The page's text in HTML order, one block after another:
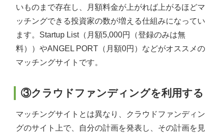
いものまで存在し、月額料金が上がれば上がるほどマ
ッチングできる投資家の数が増える仕組みになってい
ます。Startup List（月額5,000円（登録のみは無
料））やANGEL PORT（月額0円）などがオススメの
マッチングサイトです。
③クラウドファンディングを利用する
マッチングサイトとは異なり、クラウドファンディン
グのサイト上で、自分の計画を発表し、その計画を見